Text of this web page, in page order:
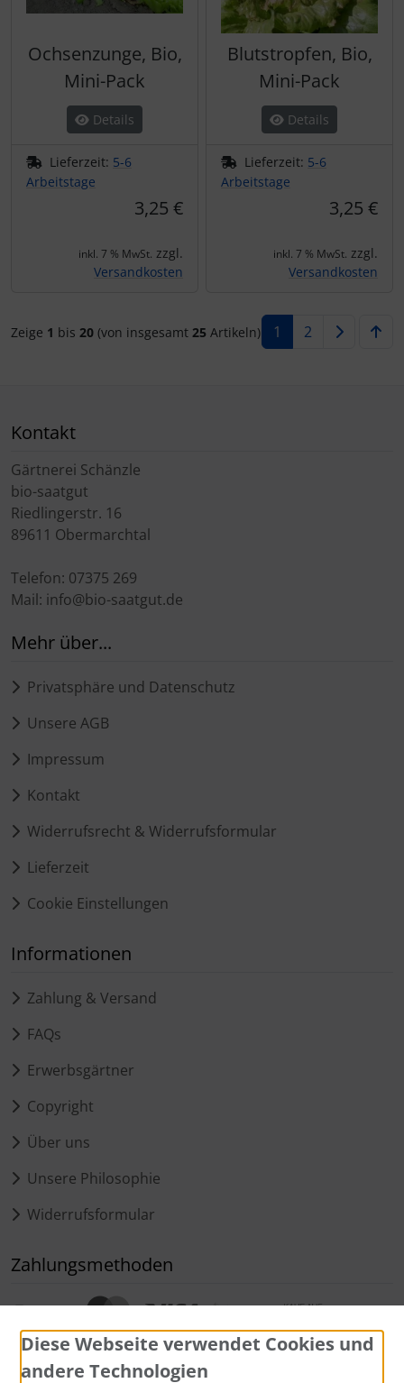
Ochsenzunge, Bio,
Mini-Pack
Details
Lieferzeit: 5-6
Arbeitstage
3,25 €
inkl. 7 % MwSt. zzgl.
Versandkosten
Blutstropfen, Bio,
Mini-Pack
Details
Lieferzeit: 5-6
Arbeitstage
3,25 €
inkl. 7 % MwSt. zzgl.
Versandkosten
Zeige 1 bis20 (von insgesamt25 Artikeln) 1 2
Kontakt
Gärtnerei Schänzle
bio-saatgut
Riedlingerstr. 16
89611 Obermarchtal
Telefon: 07375 269
Mail: info@bio-saatgut.de
Mehr über...
Privatsphäre und Datenschutz
Unsere AGB
Impressum
Kontakt
Widerrufsrecht & Widerrufsformular
Lieferzeit
Cookie Einstellungen
Informationen
Zahlung & Versand
FAQs
Erwerbsgärtner
Copyright
Über uns
Unsere Philosophie
Widerrufsformular
Zahlungsmethoden
Diese Webseite verwendet Cookies und
andere Technologien